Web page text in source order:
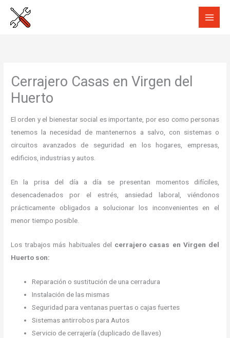
Cerrajero Casas en Virgen del
Huerto
El orden y el bienestar social es importante, por eso como personas
tenemos la necesidad de mantenernos a salvo, con sistemas o
circuitos avanzados de seguridad en los hogares, empresas,
edificios, industrias y autos.
En la prisa del día a día se presentan momentos difíciles,
desencadenados por el estrés, ansiedad laboral, viéndonos
prácticamente obligados a solucionar los inconvenientes en el
menor tiempo posible.
Los trabajos más habituales del cerrajero casas en Virgen del
Huerto son:
Reparación o sustitución de una cerradura
Instalación de las mismas
Seguridad para ventanas puertas o cajas fuertes
Sistemas antirrobos para Autos
Servicio de cerrajería (duplicado de llaves)